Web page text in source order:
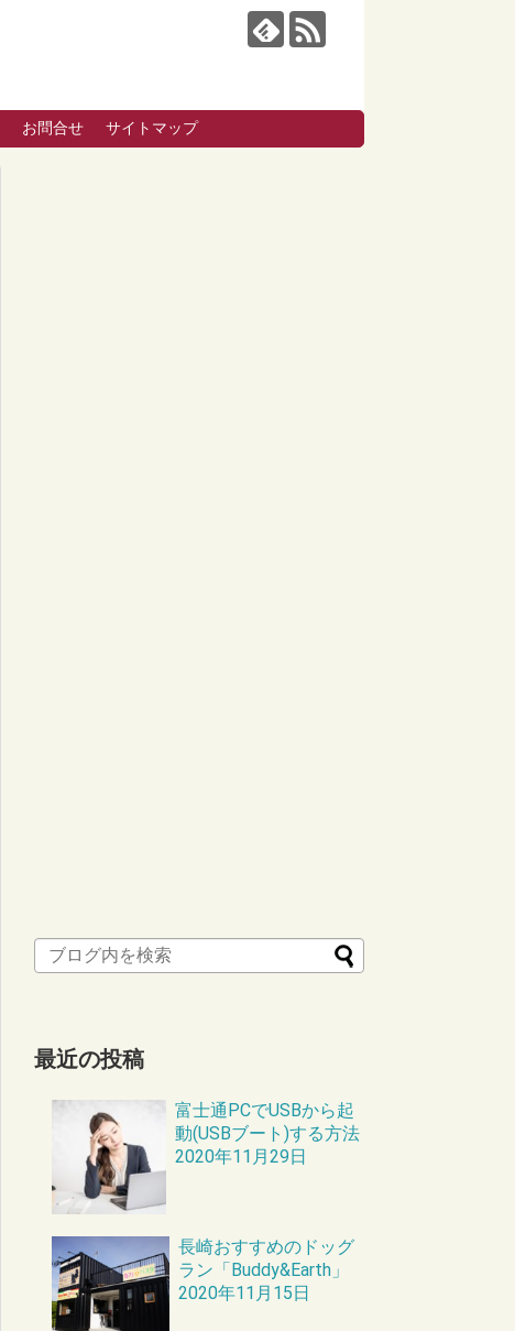
お問合せ サイトマップ
最近の投稿
富士通PCでUSBから起
動(USBブート)する方法
2020年11月29日
長崎おすすめのドッグ
ラン「Buddy&Earth」
2020年11月15日